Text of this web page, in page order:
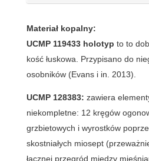
Materiał kopalny:
UCMP 119433 holotyp to to
kość łuskowa. Przypisano do
osobników (Evans i in. 2013).
UCMP 128383: zawiera
niekompletne: 12 kręgów
grzbietowych i wyrostków
skostniałych miosept
łącznej przegród między